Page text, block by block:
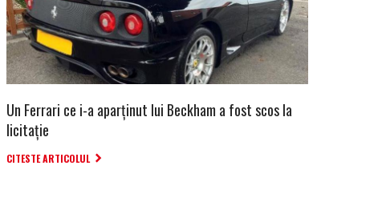
Un Ferrari ce i-a aparținut lui Beckham a fost scos la
licitație
CITESTE ARTICOLUL